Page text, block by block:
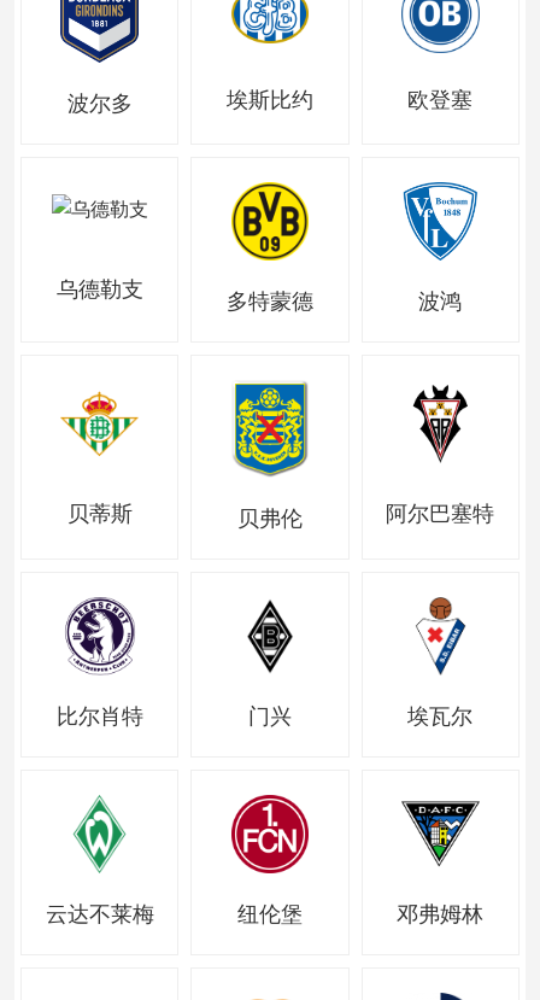
波尔多 埃斯比约 欧登塞
乌德勒支 多特蒙德 波鸿
贝蒂斯 贝弗伦 阿尔巴塞特
比尔肖特 门兴 埃瓦尔
云达不莱梅 纽伦堡 邓弗姆林